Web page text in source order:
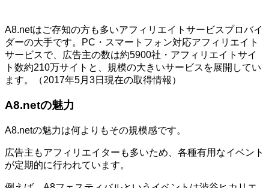
A8.netはご存知の方も多いアフィリエイトサービスプロバイ
ダーの大手です。PC・スマートフォン対応アフィリエイト
サービスで、広告主の数は約5900社・アフィリエイトサイ
ト数約210万サイトと、規模の大きいサービスを展開してい
ます。（2017年5月3日現在の取得情報）
A8.netの魅力
A8.netの魅力は何よりもその規模感です。
広告主もアフィリエイターも多いため、各種有用なイベント
が定期的に行われています。